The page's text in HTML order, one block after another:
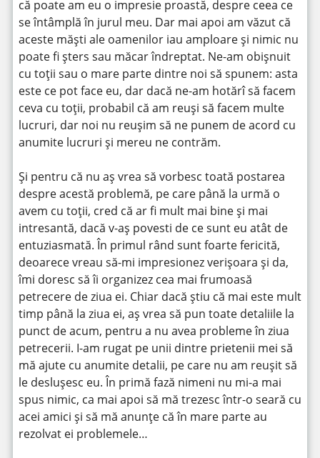
că poate am eu o impresie proastă, despre ceea ce
se întâmplă în jurul meu. Dar mai apoi am văzut că
aceste măști ale oamenilor iau amploare și nimic nu
poate fi șters sau măcar îndreptat. Ne-am obișnuit
cu toții sau o mare parte dintre noi să spunem: asta
este ce pot face eu, dar dacă ne-am hotărî să facem
ceva cu toții, probabil că am reuși să facem multe
lucruri, dar noi nu reușim să ne punem de acord cu
anumite lucruri și mereu ne contrăm.
Și pentru că nu aș vrea să vorbesc toată postarea
despre acestă problemă, pe care până la urmă o
avem cu toții, cred că ar fi mult mai bine și mai
intresantă, dacă v-aș povesti de ce sunt eu atât de
entuziasmată. În primul rând sunt foarte fericită,
deoarece vreau să-mi impresionez verișoara și da,
îmi doresc să îi organizez cea mai frumoasă
petrecere de ziua ei. Chiar dacă știu că mai este mult
timp până la ziua ei, aș vrea să pun toate detaliile la
punct de acum, pentru a nu avea probleme în ziua
petrecerii. I-am rugat pe unii dintre prietenii mei să
mă ajute cu anumite detalii, pe care nu am reușit să
le deslușesc eu. În primă fază nimeni nu mi-a mai
spus nimic, ca mai apoi să mă trezesc într-o seară cu
acei amici și să mă anunțe că în mare parte au
rezolvat ei problemele…